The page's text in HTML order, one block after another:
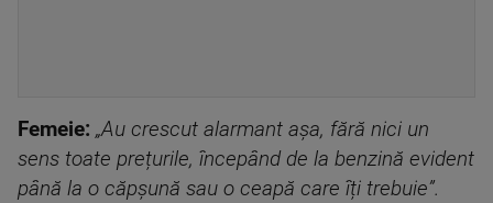
Femeie: „Au crescut alarmant așa, fără nici un
sens toate prețurile, începând de la benzină evident
până la o căpșună sau o ceapă care îți trebuie”.